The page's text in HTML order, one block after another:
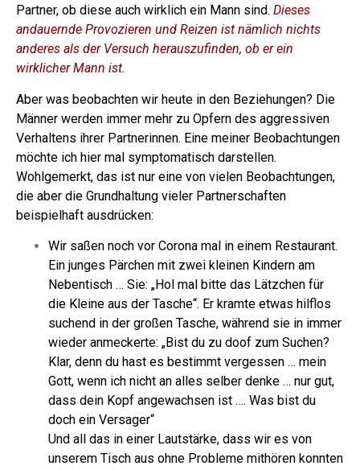
Partner, ob diese auch wirklich ein Mann sind. Dieses
andauernde Provozieren und Reizen ist nämlich nichts
anderes als der Versuch herauszufinden, ob er ein
wirklicher Mann ist.
Aber was beobachten wir heute in den Beziehungen? Die
Männer werden immer mehr zu Opfern des aggressiven
Verhaltens ihrer Partnerinnen. Eine meiner Beobachtungen
möchte ich hier mal symptomatisch darstellen.
Wohlgemerkt, das ist nur eine von vielen Beobachtungen,
die aber die Grundhaltung vieler Partnerschaften
beispielhaft ausdrücken:
Wir saßen noch vor Corona mal in einem Restaurant.
Ein junges Pärchen mit zwei kleinen Kindern am
Nebentisch … Sie: „Hol mal bitte das Lätzchen für
die Kleine aus der Tasche“. Er kramte etwas hilflos
suchend in der großen Tasche, während sie in immer
wieder anmeckerte: „Bist du zu doof zum Suchen?
Klar, denn du hast es bestimmt vergessen … mein
Gott, wenn ich nicht an alles selber denke … nur gut,
dass dein Kopf angewachsen ist …. Was bist du
doch ein Versager“
Und all das in einer Lautstärke, dass wir es von
unserem Tisch aus ohne Probleme mithören konnten